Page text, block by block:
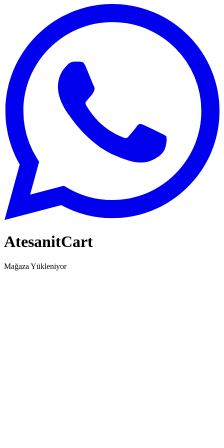
AtesanitCart
Mağaza Yükleniyor